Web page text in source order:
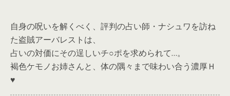
自身の呪いを解くべく、評判の占い師・ナシュワを訪ね
た盗賊アーバレストは、
占いの対価にその逞しいチ○ポを求められて…。
褐色ケモノお姉さんと、体の隅々まで味わい合う濃厚Ｈ
♥